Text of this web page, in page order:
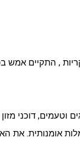
, התקיים אמש בפארק "לב העיר" בקריית
דוכני מזון
אומנותית. את